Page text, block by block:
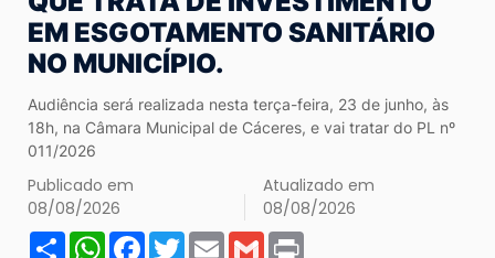
EM ESGOTAMENTO SANITÁRIO
NO MUNICÍPIO.
Audiência será realizada nesta terça-feira, 23 de junho, às
18h, na Câmara Municipal de Cáceres, e vai tratar do PL nº
011/2026
Publicado em
08/08/2026
Atualizado em
08/08/2026
ShareWhatsApp
Facebook
Twitter
EmailGmail